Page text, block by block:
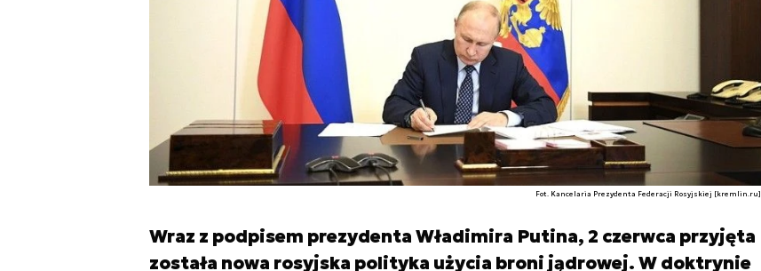
Fot. Kancelaria Prezydenta Federacji Rosyjskiej [kremlin.ru]
Wraz z podpisem prezydenta Władimira Putina, 2 czerwca przyjęta
została nowa rosyjska polityka użycia broni jądrowej. W doktrynie